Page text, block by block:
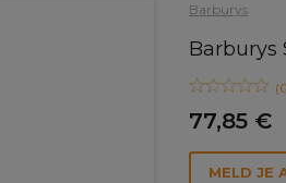
Barburys
Barburys
(
77,85 €
MELD JE